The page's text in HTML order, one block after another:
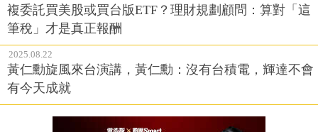
複委託買美股或買台版ETF？理財規劃顧問：算對「這
筆稅」才是真正報酬
2025.08.22
黃仁勳旋風來台演講，黃仁勳：沒有台積電，輝達不會
有今天成就